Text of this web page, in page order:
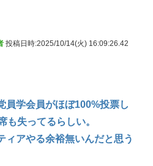
投稿日時:2025/10/14(火) 16:09:26.42
員学会員がほぼ100%投票し
も失ってるらしい。
ィアやる余裕無いんだと思う